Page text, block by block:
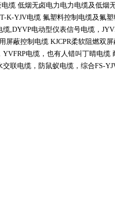
缆 低烟无卤电力电力电缆及低烟
K-YJV电缆 氟塑料控制电缆及氟
缆,DYVP电动型仪表信号电缆，
屏蔽控制电缆 KJCPR柔软阻燃双
YVFRP电缆，也有人错叫丁晴电缆
联电缆，防鼠蚁电缆，综合FS-